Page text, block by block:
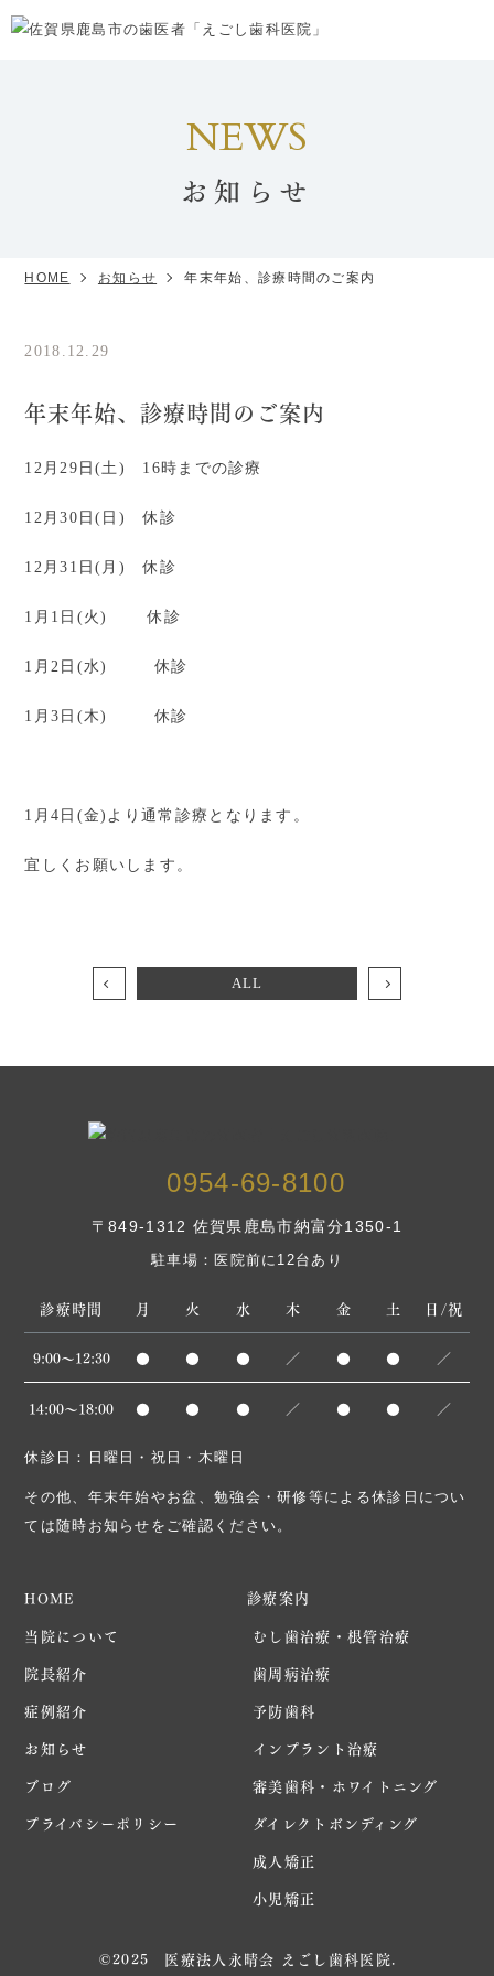
NEWS
お知らせ
HOME お知らせ 年末年始、診療時間のご案内
2018.12.29
年末年始、診療時間のご案内
12月29日(土) 16時までの診療
12月30日(日) 休診
12月31日(月) 休診
1月1日(火) 休診
1月2日(水) 休診
1月3日(木) 休診
1月4日(金)より通常診療となります。
宜しくお願いします。
ALL
0954-69-8100
〒849-1312 佐賀県鹿島市納富分1350-1
駐車場：医院前に12台あり
診療時間 月 火 水 木 金 土 日/祝
9:00～12:30 ● ● ● ／ ● ● ／
14:00〜18:00 ● ● ● ／ ● ● ／
休診日：日曜日・祝日・木曜日
その他、年末年始やお盆、勉強会・研修等による休診日につい
ては随時お知らせをご確認ください。
HOME
当院について
院長紹介
症例紹介
お知らせ
ブログ
プライバシーポリシー
診療案内
むし歯治療・根管治療
歯周病治療
予防歯科
インプラント治療
審美歯科・ホワイトニング
ダイレクトボンディング
成人矯正
小児矯正
©2025 医療法人永晴会 えごし歯科医院.